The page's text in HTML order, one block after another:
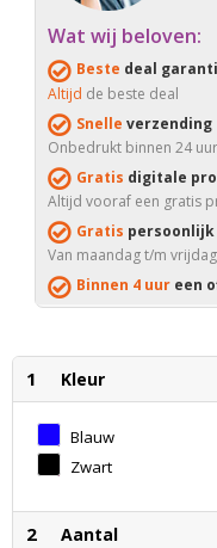
Wat wij beloven:
Beste deal
Altijd de beste deal
Snelle verzending
Onbedrukt binnen 24
Gratis digitale
Altijd vooraf een gratis
Gratis persoonlijk
Van maandag t/m
Binnen 4 uur een
1 Kleur
Blauw
Zwart
2 Aantal